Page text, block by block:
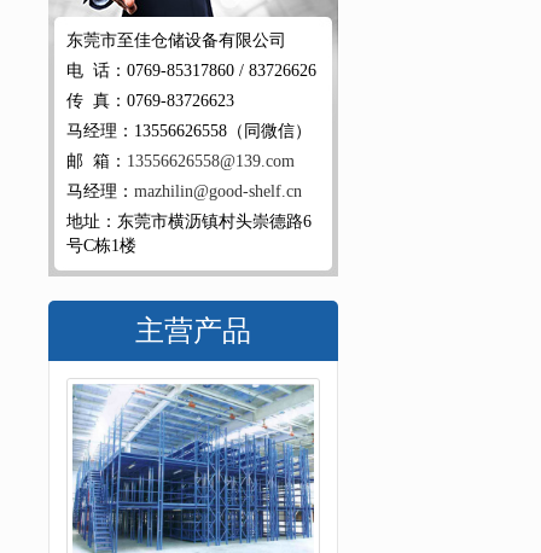
东莞市至佳仓储设备有限公司
电 话：0769-85317860 / 83726626
传 真：0769-83726623
马经理：13556626558（同微信）
邮 箱： 13556626558@139.com
马经理： mazhilin@good-shelf.cn
地址：东莞市横沥镇村头崇德路6
号C栋1楼
主营产品
重型阁楼货架